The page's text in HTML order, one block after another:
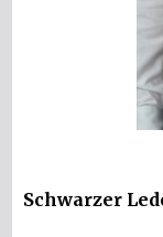
Schwarzer